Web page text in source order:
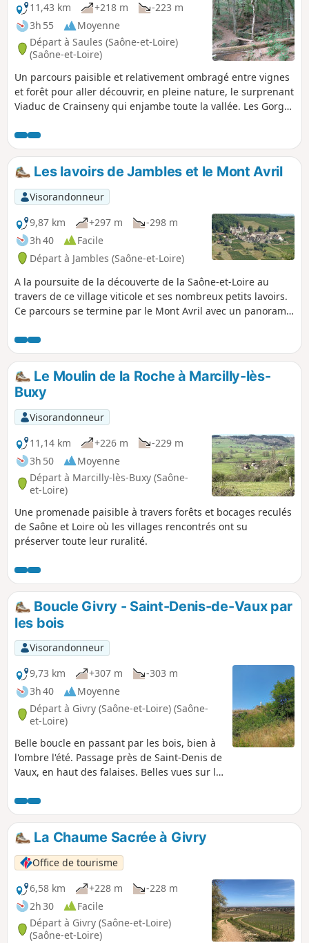
11,43 km
+218 m
-223 m
3h 55
Moyenne
Départ à Saules (Saône-et-Loire)
(Saône-et-Loire)
Un parcours paisible et relativement ombragé entre vignes
et forêt pour aller découvrir, en pleine nature, le surprenant
Viaduc de Crainseny qui enjambe toute la vallée. Les Gorges
plein de charme sans pour autant donner le vertige.
Les lavoirs de Jambles et le Mont Avril
Visorandonneur
9,87 km
+297 m
-298 m
3h 40
Facile
Départ à Jambles (Saône-et-Loire)
A la poursuite de la découverte de la Saône-et-Loire au
travers de ce village viticole et ses nombreux petits lavoirs.
Ce parcours se termine par le Mont Avril avec un panorama
en automne pour en profiter pleinement.
Le Moulin de la Roche à Marcilly-lès-
Buxy
Visorandonneur
11,14 km
+226 m
-229 m
3h 50
Moyenne
Départ à Marcilly-lès-Buxy (Saône-
et-Loire)
Une promenade paisible à travers forêts et bocages reculés
de Saône et Loire où les villages rencontrés ont su
préserver toute leur ruralité.
Boucle Givry - Saint-Denis-de-Vaux par
les bois
Visorandonneur
9,73 km
+307 m
-303 m
3h 40
Moyenne
Départ à Givry (Saône-et-Loire) (Saône-
et-Loire)
Belle boucle en passant par les bois, bien à
l'ombre l'été. Passage près de Saint-Denis de
Vaux, en haut des falaises. Belles vues sur la
vallée des Vaux. Retour près des chaumes
dans le bois. Extension possible vers
Russilly.La Chaume Sacrée à Givry
Office de tourisme
6,58 km
+228 m
-228 m
2h 30
Facile
Départ à Givry (Saône-et-Loire)
(Saône-et-Loire)